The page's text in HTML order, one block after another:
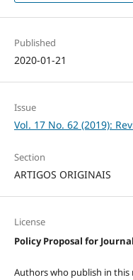
Published
2020-01-21
Issue
Vol. 17 No. 62 (2019):
Section
ARTIGOS ORIGINAIS
License
Policy Proposal for
Authors who publish in